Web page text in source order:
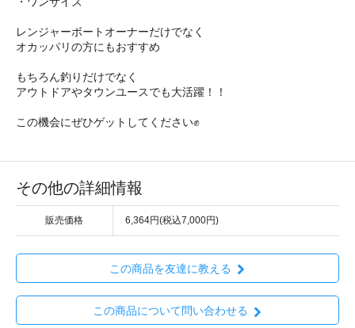
レンジャーボートオーナーだけでなく
オカッパリの方にもおすすめ
もちろん釣りだけでなく
アウトドアやタウンユースでも大活躍！！
この機会にぜひゲットしてください✊
その他の詳細情報
販売価格 6,364円(税込7,000円)
この商品を友達に教える
この商品について問い合わせる